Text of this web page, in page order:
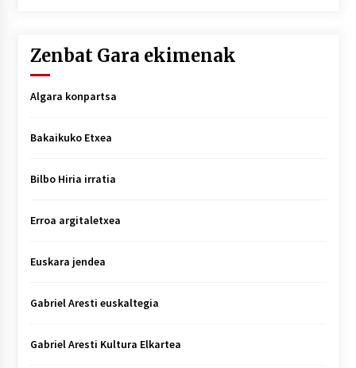
Zenbat Gara ekimenak
Algara konpartsa
Bakaikuko Etxea
Bilbo Hiria irratia
Erroa argitaletxea
Euskara jendea
Gabriel Aresti euskaltegia
Gabriel Aresti Kultura Elkartea